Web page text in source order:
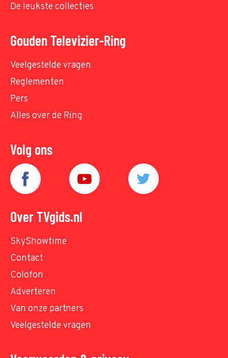
De leukste collecties
Gouden Televizier-Ring
Veelgestelde vragen
Reglementen
Pers
Alles over de Ring
Volg ons
Over TVgids.nl
SkyShowtime
Contact
Colofon
Adverteren
Van onze partners
Veelgestelde vragen